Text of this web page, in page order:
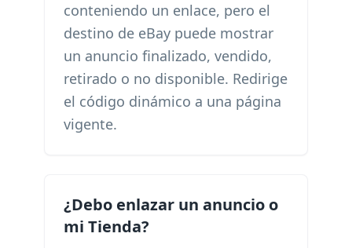
conteniendo un enlace, pero el
destino de eBay puede mostrar
un anuncio finalizado, vendido,
retirado o no disponible. Redirige
el código dinámico a una página
vigente.
¿Debo enlazar un anuncio o
mi Tienda?